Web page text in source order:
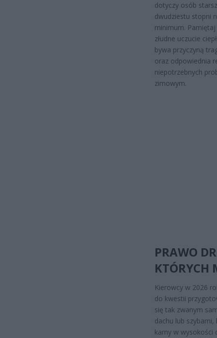
dotyczy osób
dwudziestu stopni
minimum.
złudne uczucie
bywa przyczyną
oraz odpowiednia
niepotrzebnych
zimowym.
PRAWO
KTÓRYCH
Kierowcy w 2026
do kwestii
się tak zwanym
dachu lub
karny w wysokości